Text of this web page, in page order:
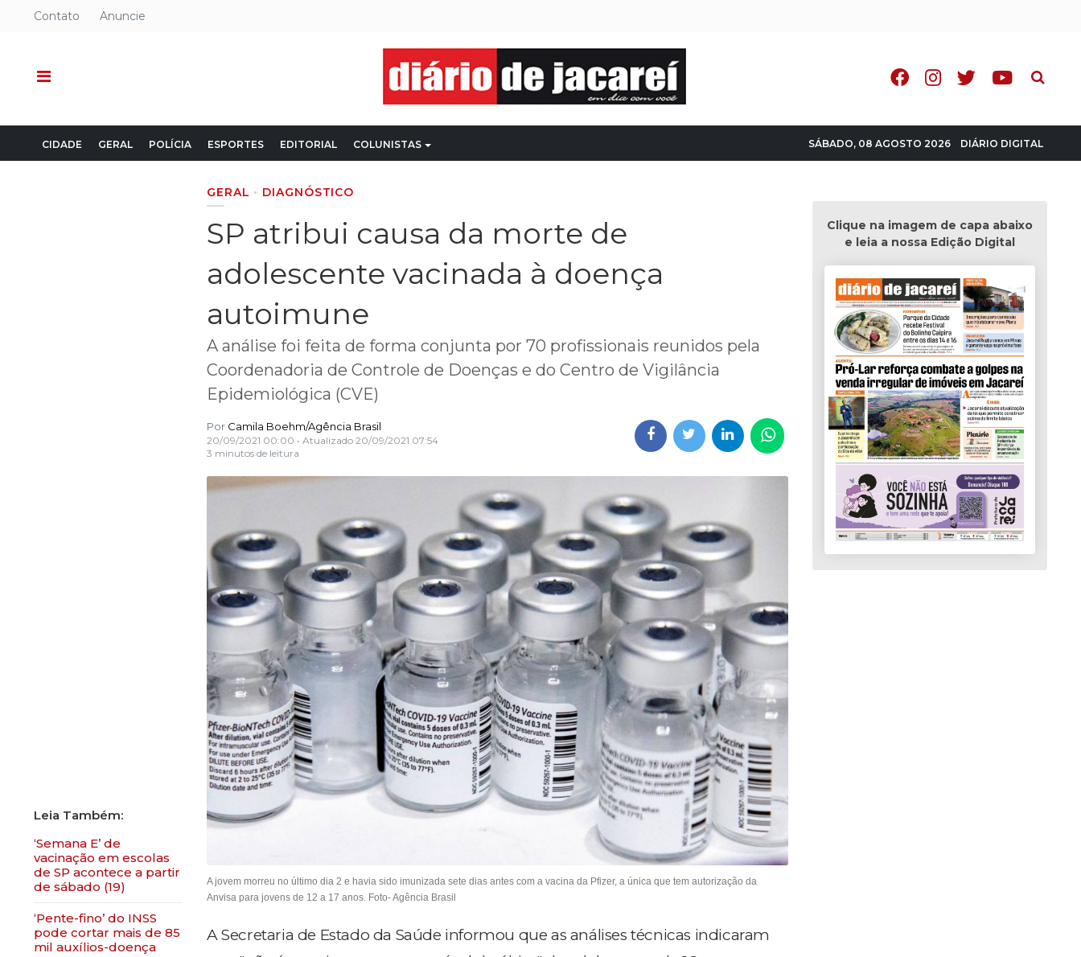
Contato Anuncie
Pesquisa
CIDADE GERAL POLÍCIA ESPORTES EDITORIAL COLUNISTAS SÁBADO, 08 AGOSTO 2026 DIÁRIO DIGITAL
‘Semana E’ de
vacinação em escolas
de SP acontece a partir
de sábado (19)
‘Pente-fino’ do INSS
pode cortar mais de 85
mil auxílios-doença
GERAL DIAGNÓSTICO
SP atribui causa da morte de
adolescente vacinada à doença
autoimune
A análise foi feita de forma conjunta por 70 profissionais reunidos pela
Coordenadoria de Controle de Doenças e do Centro de Vigilância
Epidemiológica (CVE)
Por Camila Boehm/Agência Brasil
20/09/2021 00:00 • Atualizado 20/09/2021 07:54
3 minutos de leitura
A jovem morreu no último dia 2 e havia sido imunizada sete dias antes com a vacina da Pfizer, a única que tem autorização da
Anvisa para jovens de 12 a 17 anos. Foto- Agência Brasil
A Secretaria de Estado da Saúde informou que as análises técnicas indicaram
Clique na imagem de capa abaixo
e leia a nossa Edição Digital